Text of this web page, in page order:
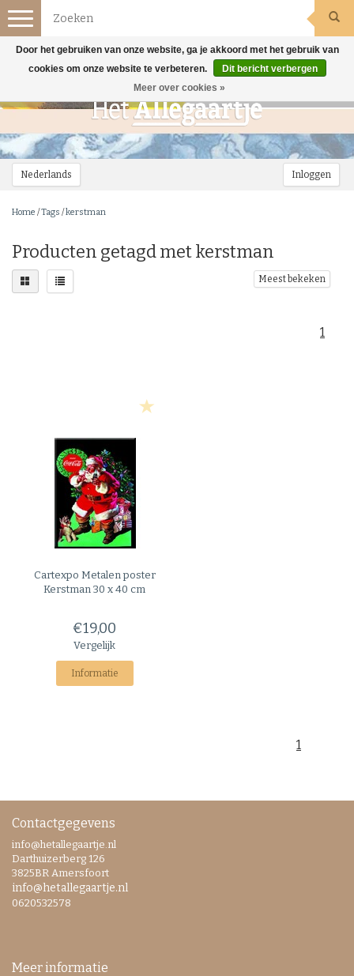
Nederlands Inloggen
Toggle
navigation
Home /Tags /kerstman
Producten getagd met kerstman
Meest bekeken
1
Cartexpo Metalen poster
Kerstman 30 x 40 cm
€19,00
Vergelijk
Informatie
1
Contactgegevens
info@hetallegaartje.nl
Darthuizerberg 126
3825BR Amersfoort
info@hetallegaartje.nl
0620532578
Meer informatie
Door het gebruiken van onze website, ga je akkoord met het gebruik van
cookies om onze website te verbeteren.
Dit bericht verbergen
Meer over cookies »